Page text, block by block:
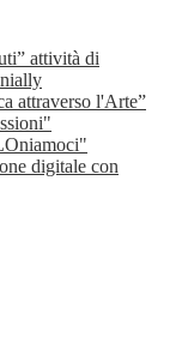
attività di
attraverso l'Arte”
digitale con